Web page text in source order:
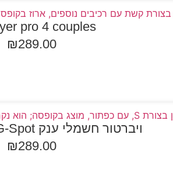
pro 4 couples
₪289.00
ויברטור חשמלי ענק Satisfyer pro G-Spot
₪289.00